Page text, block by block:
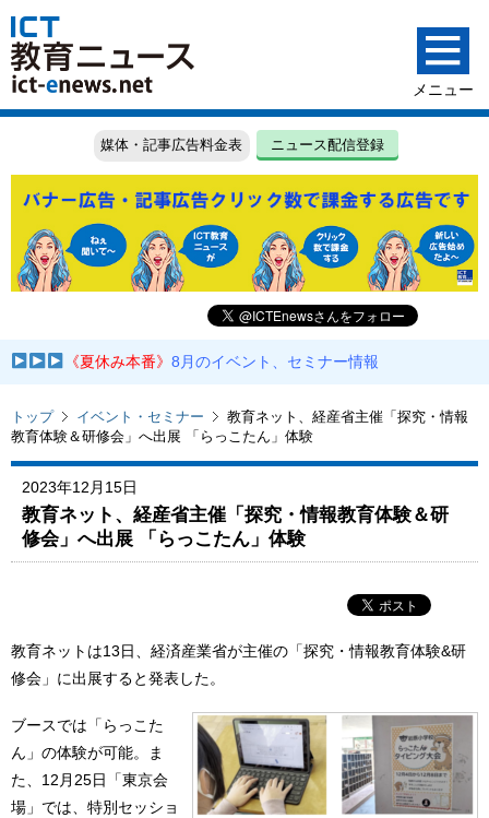
媒体・記事広告料金表 ニュース配信登録
《夏休み本番》8月のイベント、セミナー情報
トップ イベント・セミナー
教育ネット、経産省主催「探究・情報
教育体験＆研修会」へ出展 「らっこたん」体験
2023年12月15日
教育ネット、経産省主催「探究・情報教育体験＆研
修会」へ出展 「らっこたん」体験
教育ネットは13日、経済産業省が主催の「探究・情報教育体験&研
修会」に出展すると発表した。
ブースでは「らっこた
ん」の体験が可能。ま
た、12月25日「東京会
場」では、特別セッショ